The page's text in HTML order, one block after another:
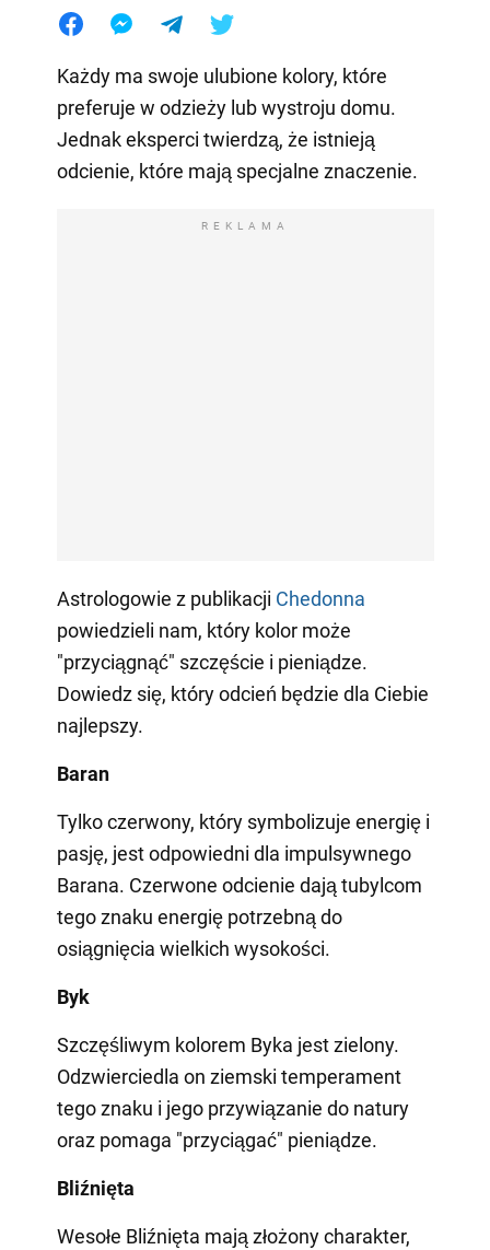
Każdy ma swoje ulubione kolory, które
preferuje w odzieży lub wystroju domu.
Jednak eksperci twierdzą, że istnieją
odcienie, które mają specjalne znaczenie.
REKLAMA
Astrologowie z publikacji Сhedonna
powiedzieli nam, który kolor może
"przyciągnąć" szczęście i pieniądze.
Dowiedz się, który odcień będzie dla Ciebie
najlepszy.
Baran
Tylko czerwony, który symbolizuje energię i
pasję, jest odpowiedni dla impulsywnego
Barana. Czerwone odcienie dają tubylcom
tego znaku energię potrzebną do
osiągnięcia wielkich wysokości.
Byk
Szczęśliwym kolorem Byka jest zielony.
Odzwierciedla on ziemski temperament
tego znaku i jego przywiązanie do natury
oraz pomaga "przyciągać" pieniądze.
Bliźnięta
Wesołe Bliźnięta mają złożony charakter,